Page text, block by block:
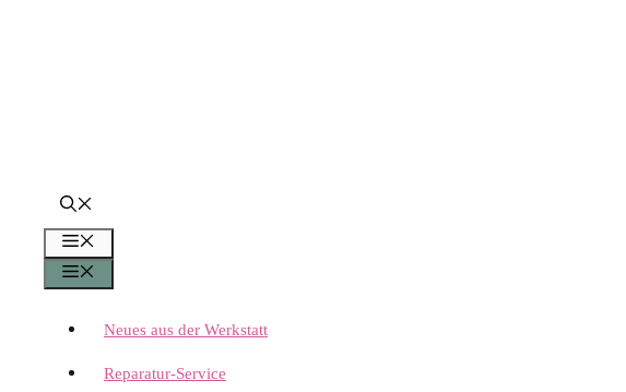
Neues aus der Werkstatt
Reparatur-Service